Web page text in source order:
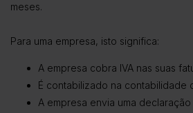
meses.
Para uma empresa, isto significa:
A empresa cobra IVA nas suas
É contabilizado na contabilidade
A empresa envia uma